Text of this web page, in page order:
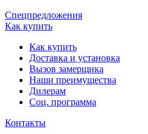
Спецпредложения
Как купить
Как купить
Доставка и установка
Вызов замерщика
Наши преимущества
Дилерам
Соц. программа
Контакты